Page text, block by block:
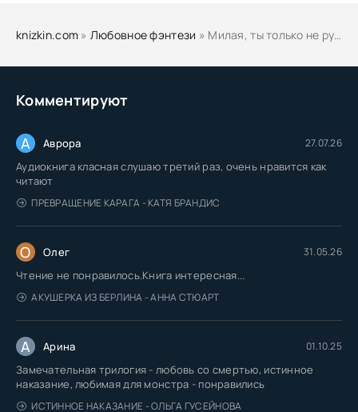
Комментируют
А Аврора 27.07.26
Аудиокнига класная слушаю третий раз, очень нравится как
читают
ПРЕВРАЩЕНИЕ КАРАГА - КАТЯ БРАНДИС
О Олег 31.05.26
Чтение не понравилось.Книга интересная...
АКУШЕРКА ИЗ БЕРЛИНА - АННА СТЮАРТ
А Арина 01.10.25
Замечательная трилогия - любовь со смертью, истинное
наказание, любимая для монстра - понравились
ИСТИННОЕ НАКАЗАНИЕ - ОЛЬГА ГУСЕЙНОВА
knizkin.com » Любовное фэнтези » Милая, ты только не ругайся! - Елена Кароль